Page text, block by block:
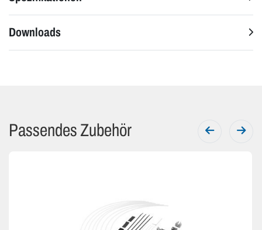
Downloads
Passendes Zubehör